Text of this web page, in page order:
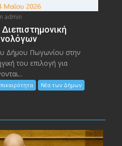
admin
Δήμου Πωγωνίου στην
του επιλογή για
Νέα των Δήμων